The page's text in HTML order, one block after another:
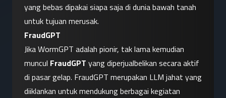
yang bebas dipakai siapa saja di dunia bawah tanah
untuk tujuan merusak.
FraudGPT
Jika WormGPT adalah pionir, tak lama kemudian
muncul FraudGPT yang diperjualbelikan secara aktif
di pasar gelap. FraudGPT merupakan LLM jahat yang
diiklankan untuk mendukung berbagai kegiatan